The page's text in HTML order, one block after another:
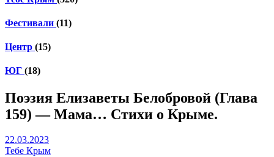
Фестивали (11)
Центр (15)
ЮГ (18)
Поэзия Елизаветы Белобровой (Глава
159) — Мама… Стихи о Крыме.
22.03.2023
Тебе Крым